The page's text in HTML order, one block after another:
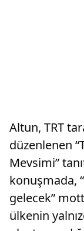
Altun, TRT
düzenlenen
Mevsimi”
konuşmada,
gelecek”
ülkenin